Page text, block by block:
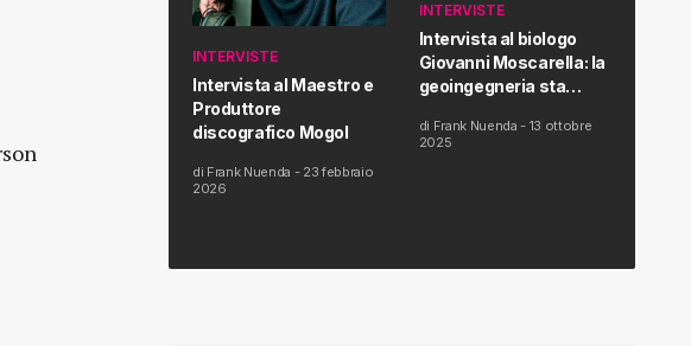
INTERVISTE
Intervista al Maestro e
Produttore
discografico Mogol
di Frank Nuenda - 23 febbraio
2026
INTERVISTE
Intervista al biologo
Giovanni Moscarella: la
geoingegneria sta
salute dell’uomo
di Frank Nuenda - 13 ottobre
2025